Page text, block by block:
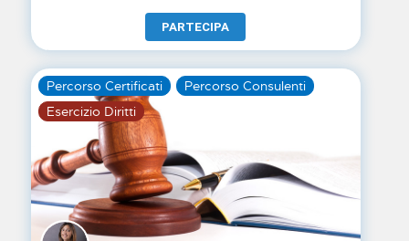
PARTECIPA
Percorso Certificati
Percorso Consulenti
Esercizio Diritti